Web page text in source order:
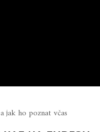
jak ho poznat včas